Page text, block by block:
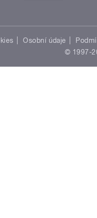
Osobní údaje
© 1997-